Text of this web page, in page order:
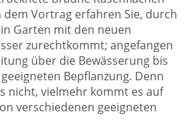
dem Vortrag erfahren Sie, durch
Garten mit den neuen
zurechtkommt; angefangen
über die Bewässerung bis
Bepflanzung. Denn
nicht, vielmehr kommt es auf
verschiedenen geeigneten